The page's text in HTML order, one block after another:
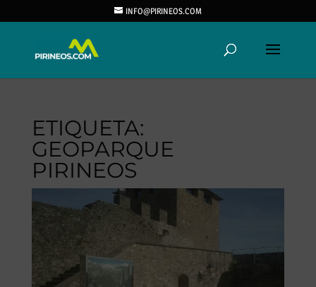
INFO@PIRINEOS.COM
ETIQUETA:
GEOPARQUE
PIRINEOS